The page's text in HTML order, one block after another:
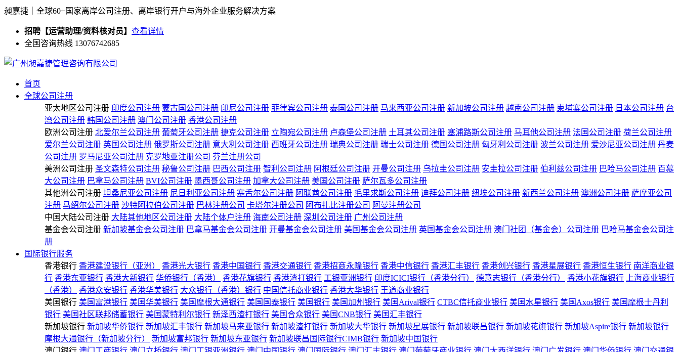
昶嘉捷｜全球60+国家离岸公司注册、离岸银行开户与海外企业服务解决方案
招聘【运营助理/资料核对员】 查看详情
全国咨询热线 13076742685
首页
全球公司注册
亚太地区公司注册 印度公司注册 蒙古国公司注册 印尼公司注册 菲律宾公司注册 泰国公司注册 马来西亚公司注册 新加坡公司注册 越南公司注册 柬埔寨公司注册 日本公司注册 台
湾公司注册 韩国公司注册 澳门公司注册 香港公司注册
欧洲公司注册 北爱尔兰公司注册 葡萄牙公司注册 捷克公司注册 立陶宛公司注册 卢森堡公司注册 土耳其公司注册 塞浦路斯公司注册 马耳他公司注册 法国公司注册 荷兰公司注册
爱尔兰公司注册 英国公司注册 俄罗斯公司注册 意大利公司注册 西班牙公司注册 瑞典公司注册 瑞士公司注册 德国公司注册 匈牙利公司注册 波兰公司注册 爱沙尼亚公司注册 丹麦
公司注册 罗马尼亚公司注册 克罗地亚注册公司 芬兰注册公司
美洲公司注册 圣文森特公司注册 秘鲁公司注册 巴西公司注册 智利公司注册 阿根廷公司注册 开曼公司注册 乌拉圭公司注册 安圭拉公司注册 伯利兹公司注册 巴哈马公司注册 百慕
大公司注册 巴拿马公司注册 BVI公司注册 墨西哥公司注册 加拿大公司注册 美国公司注册 萨尔瓦多公司注册
其他洲公司注册 坦桑尼亚公司注册 尼日利亚公司注册 塞舌尔公司注册 阿联酋公司注册 毛里求斯公司注册 迪拜公司注册 纽埃公司注册 新西兰公司注册 澳洲公司注册 萨摩亚公司
注册 马绍尔公司注册 沙特阿拉伯公司注册 巴林注册公司 卡塔尔注册公司 阿布扎比注册公司 阿曼注册公司
中国大陆公司注册 大陆其他地区公司注册 大陆个体户注册 海南公司注册 深圳公司注册 广州公司注册
基金会公司注册 新加坡基金会公司注册 巴拿马基金会公司注册 开曼基金会公司注册 美国基金会公司注册 英国基金会公司注册 澳门社团（基金会）公司注册 巴哈马基金会公司注
册
国际银行服务
香港银行 香港建设银行（亚洲） 香港光大银行 香港中国银行 香港交通银行 香港招商永隆银行 香港中信银行 香港汇丰银行 香港创兴银行 香港星展银行 香港恒生银行 南洋商业银
行 香港东亚银行 香港大新银行 华侨银行（香港） 香港花旗银行 香港渣打银行 工银亚洲银行 印度ICICI银行（香港分行） 德意志银行（香港分行） 香港小花旗银行
上海商业银行
（香港）
香港众安银行 香港华美银行 大众银行（香港）银行 中国信托商业银行 香港大华银行 王道商业银行
美国银行 美国富港银行 美国华美银行 美国摩根大通银行 美国国泰银行 美国银行 美国加州银行 美国Arival银行 CTBC信托商业银行 美国水星银行 美国Axos银行 美国摩根士丹利
银行 美国社区联邦储蓄银行 美国蒙特利尔银行 新泽西渣打银行 美国合众银行 美国CNB银行 美国汇丰银行
新加坡银行 新加坡华侨银行 新加坡汇丰银行 新加坡马来亚银行 新加坡渣打银行 新加坡大华银行 新加坡星展银行 新加坡联昌银行 新加坡花旗银行 新加坡Aspire银行 新加坡银行
摩根大通银行（新加坡分行）
新加坡富邦银行 新加坡东亚银行 新加坡联昌国际银行CIMB银行 新加坡中国银行